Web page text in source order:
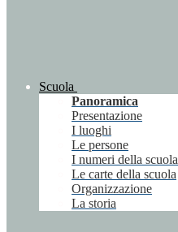
Scuola
Panoramica
Presentazione
I luoghi
Le persone
I numeri della scuola
Le carte della scuola
Organizzazione
La storia